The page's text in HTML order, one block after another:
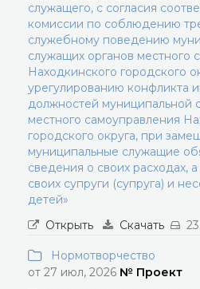
служащего, с согласия
комиссии по соблюдению
служебному поведению
служащих органов местного
Находкинского городского
урегулированию конфликта
должностей муниципальной
местного самоуправления
городского округа, при
муниципальные служащие
сведения о своих расходах,
своих супруги (супруга) и
детей»
Открыть
Скачать
Нормотворчество
от 27 июл, 2026 № Проект